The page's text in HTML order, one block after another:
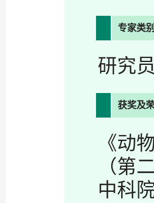
专家类别
研究员
获奖及
《动
（第
中科